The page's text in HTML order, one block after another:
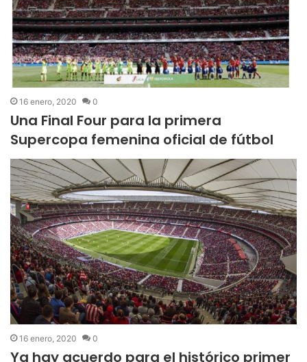
16 enero, 2020 0
Una Final Four para la primera
Supercopa femenina oficial de fútbol
16 enero, 2020 0
Ya hay acuerdo para el histórico primer